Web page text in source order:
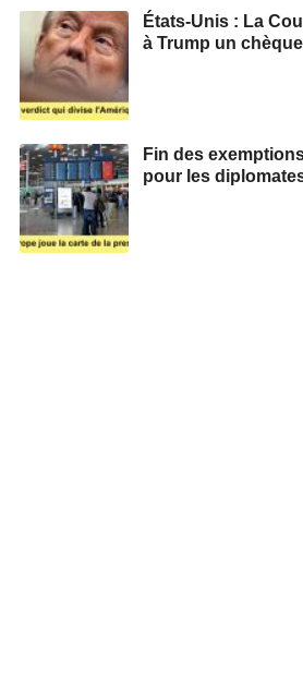
États-Unis : La
à Trump un
Fin des
pour les